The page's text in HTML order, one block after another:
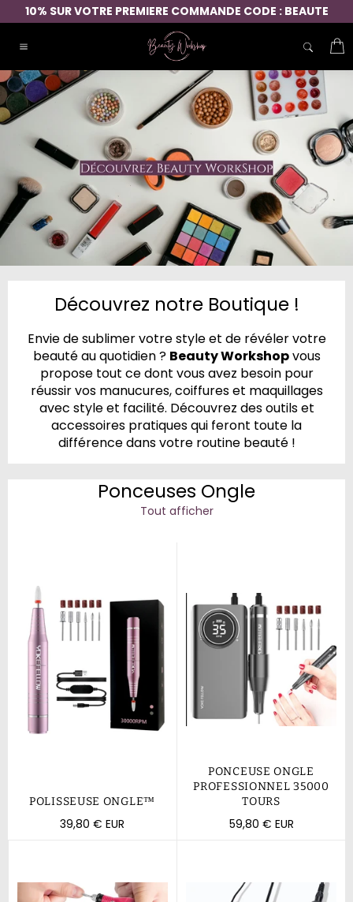
Passer
au
10% SUR VOTRE PREMIERE COMMANDE CODE : BEAUTE
Découvrez notre Boutique !
Envie de sublimer votre style et de révéler votre
beauté au quotidien ? Beauty Workshopvous
propose tout ce dont vous avez besoin pour
réussir vos manucures, coiffures et maquillages
avec style et facilité. Découvrez des outils et
accessoires pratiques qui feront toute la
différence dans votre routine beauté !
Ponceuses Ongle
Tout afficher
POLISSEUSE ONGLE™
Prix
39,80 € EUR
PONCEUSE ONGLE
PROFESSIONNEL 35000
TOURS
Prix
59,80 € EUR